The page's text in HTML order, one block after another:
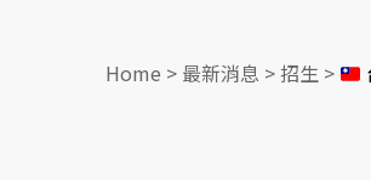
Home > 最新消息 >招生 >